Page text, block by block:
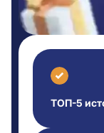
ТОП-5